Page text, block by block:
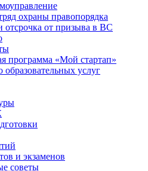
охраны правопорядка
отсрочка от призыва в ВС
программа «Мой стартап»
образовательных услуг
и экзаменов
советы